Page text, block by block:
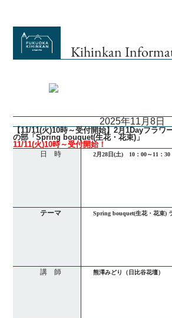
Kihinkan
2025年11月8日
【11/11(火)10時～受付開始】2月1Dayフラワ
の部「Spring bouquet(生花・花束)」
11/11(火)10時～受付開始！
日 時 2月28日(土) 10：00～11：30
テーマ Spring bouquet(生花・花束)
講 師 熊澤みどり（日比谷花壇）